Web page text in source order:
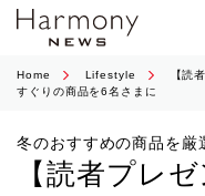
Home Lifestyle
【読
すぐりの商品を6名さまに
冬のおすすめの商品を厳
【読者プレ